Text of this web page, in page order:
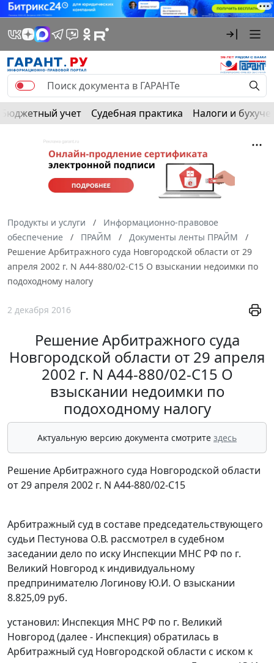
Бюджетный учет Судебная практика Налоги и
Продукты и услуги
Информационно-правовое
обеспечение
ПРАЙМ
Документы ленты ПРАЙМ
Решение Арбитражного суда Новгородской области от 29
апреля 2002 г. N А44-880/02-С15 О взыскании недоимки по
подоходному налогу
2 декабря 2016
Решение Арбитражного суда
Новгородской области от 29 апреля
2002 г. N А44-880/02-С15 О
взыскании недоимки по
подоходному налогу
Актуальную версию документа смотрите здесь
Решение Арбитражного суда Новгородской области
от 29 апреля 2002 г. N А44-880/02-С15
Арбитражный суд в составе председательствующего
судьи Пестунова О.В. рассмотрел в судебном
заседании дело по иску Инспекции МНС РФ по г.
Великий Новгород к индивидуальному
предпринимателю Логинову Ю.И. О взыскании
8.825,09 руб.
установил: Инспекция МНС РФ по г. Великий
Новгород (далее - Инспекция) обратилась в
Арбитражный суд Новгородской области с иском к